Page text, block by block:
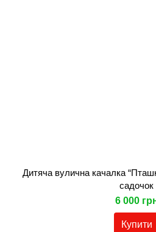
Дитяча вулична качалка
садочок
6 000
Купити